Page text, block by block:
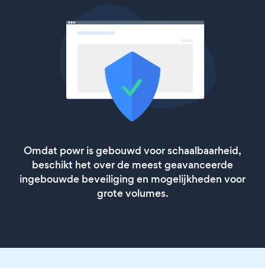
Omdat powr is gebouwd voor schaalbaarheid,
beschikt het over de meest geavanceerde
ingebouwde beveiliging en mogelijkheden voor
grote volumes.